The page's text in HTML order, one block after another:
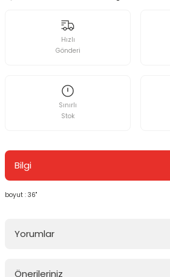
Hızlı
Gönderi
Sınırlı
Stok
Bilgi
boyut : 36"
Yorumlar
Önerileriniz